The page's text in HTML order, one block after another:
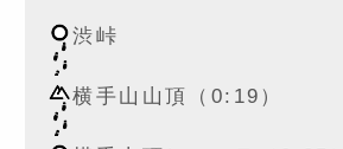
渋峠
横手山山頂（0:19）